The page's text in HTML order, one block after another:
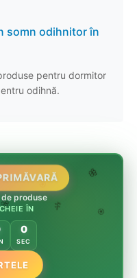
somn odihnitor în
pentru dormitor
odihnă.
🏵️
produse
ÎN
0
SEC